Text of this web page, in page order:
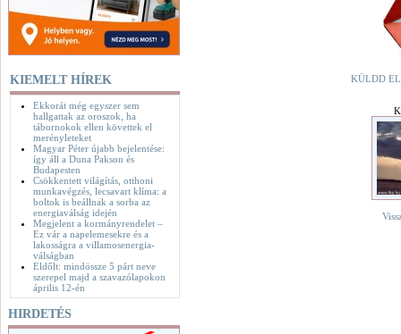
KIEMELT HÍREK
Ekkorát még egyszer sem
hallgattak az oroszok, ha
tábornokok ellen követtek el
merényleteket
Magyar Péter újabb bejelentése:
így áll a Duna Pakson és
Budapesten
Csökkentett világítás, otthoni
munkavégzés, lecsavart klíma: a
boltok is beállnak a sorba az
energiaválság idején
Megjelent a kormányrendelet –
Ez vár a napelemesekre és a
lakosságra a villamosenergia-
válságban
Eldőlt: mindössze 5 párt neve
szerepel majd a szavazólapokon
április 12-én
HIRDETÉS
KÜLDD